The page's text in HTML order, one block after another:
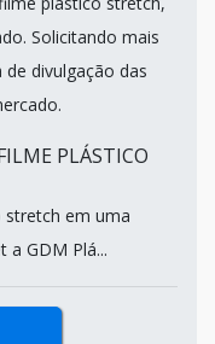
Solicitando mais
divulgação das
PLÁSTICO
em uma
a GDM Plá...